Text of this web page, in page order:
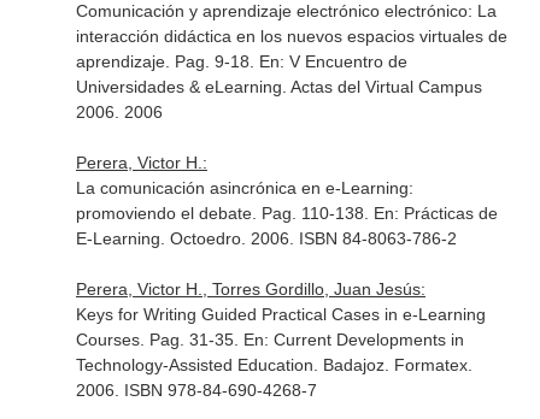
Comunicación y aprendizaje electrónico electrónico: La
interacción didáctica en los nuevos espacios virtuales de
aprendizaje. Pag. 9-18. En: V Encuentro de
Universidades & eLearning . Actas del Virtual Campus
2006. 2006
Perera, Victor H.:
La comunicación asincrónica en e-Learning:
promoviendo el debate. Pag. 110-138. En: Prácticas de
E-Learning . Octoedro. 2006. ISBN 84-8063-786-2
Perera, Victor H., Torres Gordillo, Juan Jesús:
Keys for Writing Guided Practical Cases in e-Learning
Courses. Pag. 31-35. En: Current Developments in
Technology-Assisted Education . Badajoz. Formatex.
2006. ISBN 978-84-690-4268-7